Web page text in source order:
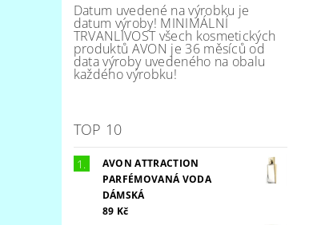
Datum uvedené na výrobku je
datum výroby! MINIMÁLNÍ
TRVANLIVOST všech kosmetických
produktů AVON je 36 měsíců od
data výroby uvedeného na obalu
každého výrobku!
TOP 10
AVON ATTRACTION
PARFÉMOVANÁ VODA
DÁMSKÁ
89 Kč